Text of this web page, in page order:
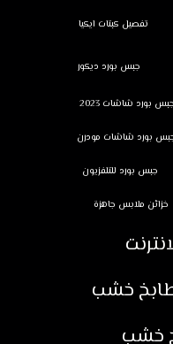
تفصيل كبتات ايكيا
جبس بورد ديكور
جبس بورد شاشات 2023
بورد شاشات مودرن
جبس بورد للتلفزيون
خزائن ملابس جاهزة
خشب
خشب